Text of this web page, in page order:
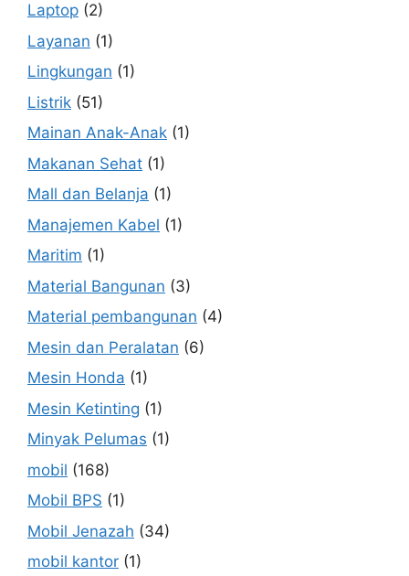
Laptop (2)
Layanan (1)
Lingkungan (1)
Listrik (51)
Mainan Anak-Anak (1)
Makanan Sehat (1)
Mall dan Belanja (1)
Manajemen Kabel (1)
Maritim (1)
Material Bangunan (3)
Material pembangunan (4)
Mesin dan Peralatan (6)
Mesin Honda (1)
Mesin Ketinting (1)
Minyak Pelumas (1)
mobil (168)
Mobil BPS (1)
Mobil Jenazah (34)
mobil kantor (1)